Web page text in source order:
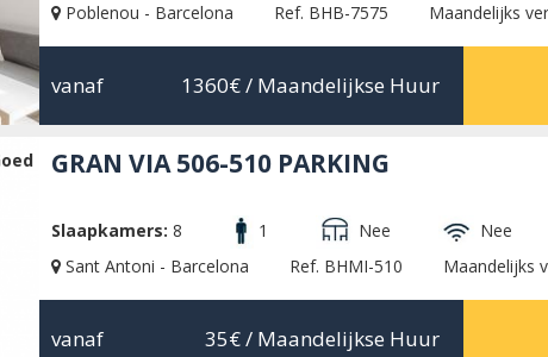
Poblenou - Barcelona
Ref. BHB-7575 Maandelijks
vanaf 1360€/ Maandelijkse Huur
GRAN VIA 506-510 PARKING
Slaapkamers: 8 1 Nee
Nee
Sant Antoni - Barcelona
Ref. BHMI-510 Maandelijks
vanaf 35€/ Maandelijkse Huur